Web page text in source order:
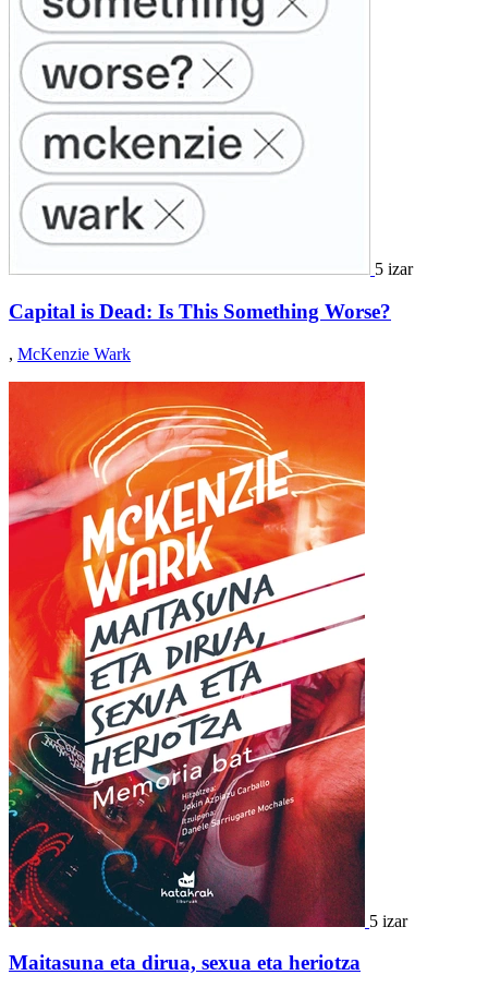
5 izar
Capital is Dead: Is This Something Worse?
, McKenzie Wark
5 izar
Maitasuna eta dirua, sexua eta heriotza